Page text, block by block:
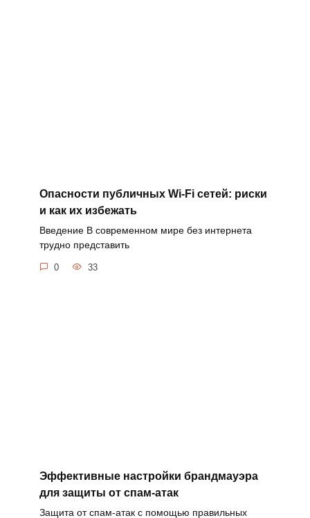
Опасности публичных Wi-Fi сетей: риски
и как их избежать
Введение В современном мире без интернета
трудно представить
0 33
Эффективные настройки брандмауэра
для защиты от спам-атак
Защита от спам-атак с помощью правильных